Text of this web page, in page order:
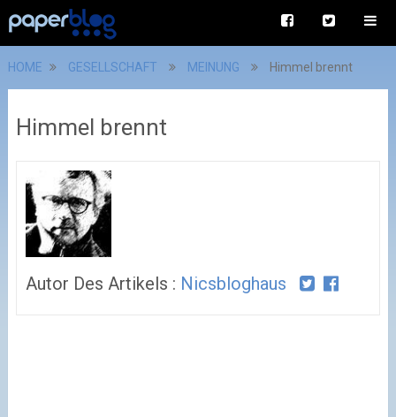
HOME GESELLSCHAFT MEINUNG Himmel brennt
Himmel brennt
Autor Des Artikels : Nicsbloghaus